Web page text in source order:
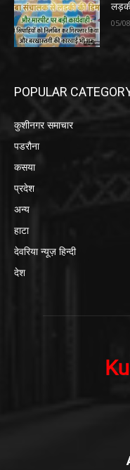
05/
POPULAR
कुशीनगर समाचार
पडरौना
कसया
प्रदेश
अन्य
हाटा
देवरिया न्यूज़ हिन्दी
देश